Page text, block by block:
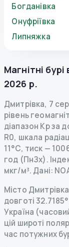
Богданівка
Онуфріївка
Липняжка
Магнітні бурі
2026 р.
Дмитрівка, 7
рівень
діапазон Kp за
R0, шкала
11°C, тиск —
год (ПнЗх).
мкг/м³. Дані:
Місто
довготі
Україна
цій широті
час потужних